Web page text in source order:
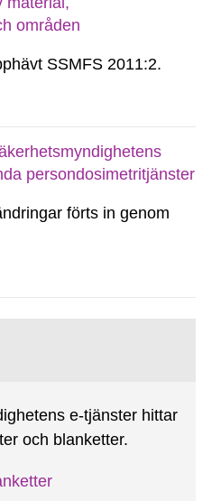
områden
SSMFS 2011:2.
persondosimetritjänster
förts in genom
e-tjänster hittar
och blanketter.